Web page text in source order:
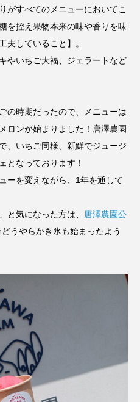
がすべてのメニューにおいてこ
を控え果物本来の味や香りを味
夫していること】。
やいちご大福、ジェラートなど
の時期だったので、メニューは
ロンが始まりました！唐澤農園
、いちご同様、新鮮でジュージ
となっております！
ーを変えながら、1年を通して
と気になった方は、
唐澤農園公
うやらかき氷も始まったよう